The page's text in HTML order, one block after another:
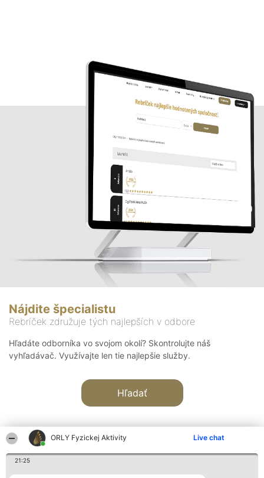
ORLY Fyzickej Aktivity Live chat
21:25
Nájdite špecialistu
Rebríček združuje tých najlepších v odbore
Hľadáte odborníka vo svojom okolí? Skontrolujte náš
vyhľadávač. Využívajte len tie najlepšie služby.
Hľadať